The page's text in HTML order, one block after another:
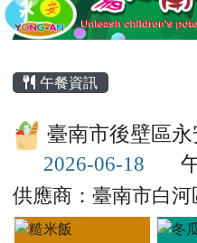
午餐資訊
臺南市後壁區
供應商：臺南市白